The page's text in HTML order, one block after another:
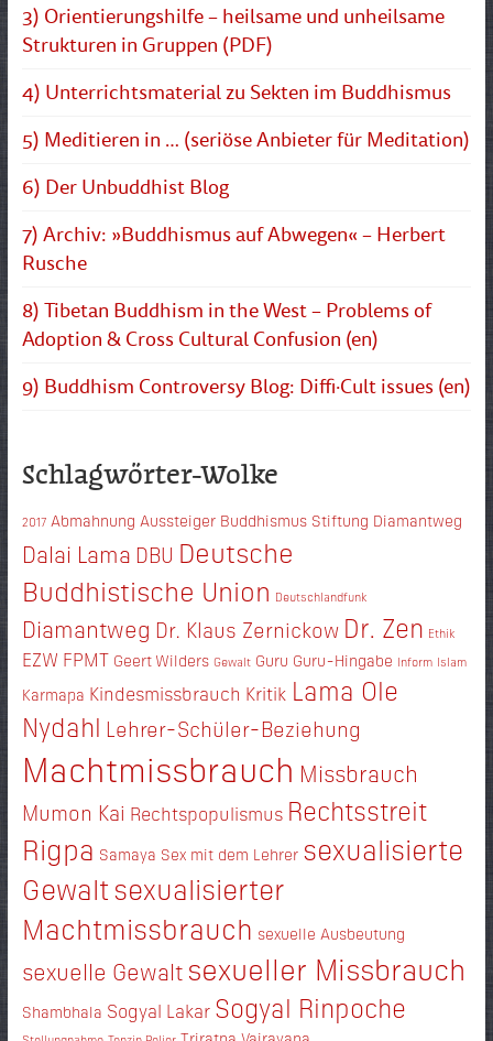
3) Orientierungshilfe – heilsame und unheilsame
Strukturen in Gruppen (PDF)
4) Unterrichtsmaterial zu Sekten im Buddhismus
5) Meditieren in … (seriöse Anbieter für Meditation)
6) Der Unbuddhist Blog
7) Archiv: »Buddhismus auf Abwegen« – Herbert
Rusche
8) Tibetan Buddhism in the West – Problems of
Adoption & Cross Cultural Confusion (en)
9) Buddhism Controversy Blog: Diffi·Cult issues (en)
Schlagwörter-Wolke
2017 Abmahnung Aussteiger Buddhismus Stiftung Diamantweg
Dalai Lama DBU Deutsche
Buddhistische Union Deutschlandfunk
Diamantweg Dr. Klaus Zernickow Dr. Zen Ethik
EZW FPMT Geert Wilders Gewalt Guru Guru-Hingabe Inform Islam
Karmapa Kindesmissbrauch Kritik Lama Ole
Nydahl Lehrer-Schüler-Beziehung
Machtmissbrauch Missbrauch
Mumon Kai Rechtspopulismus Rechtsstreit
Rigpa Samaya Sex mit dem Lehrer sexualisierte
Gewaltsexualisierter
Machtmissbrauch sexuelle Ausbeutung
sexuelle Gewalt sexueller Missbrauch
Shambhala Sogyal Lakar Sogyal Rinpoche